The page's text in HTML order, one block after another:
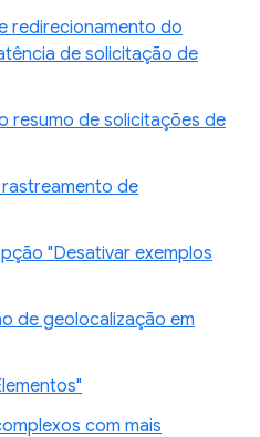
redirecionamento do
de solicitação de
resumo de solicitações de
de
"Desativar exemplos
de geolocalização em
com mais